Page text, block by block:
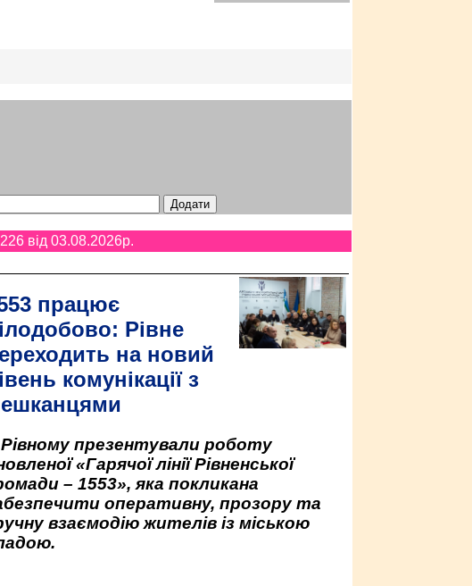
від 03.08.2026p.
працює
Рівне
на новий
комунікації з
презентували роботу
«Гарячої лінії Рівненської
– 1553», яка покликана
оперативну, прозору та
взаємодію жителів із міською